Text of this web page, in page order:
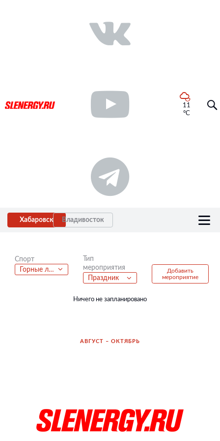
11
°C
Хабаровск Владивосток
Спорт
Горные лыжи
Тип
мероприятия
Праздник
Добавить
мероприятие
Ничего не запланировано
АВГУСТ – ОКТЯБРЬ